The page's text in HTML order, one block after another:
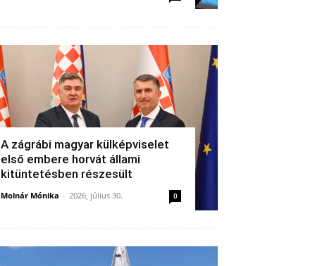
A zágrábi magyar külképviselet
első embere horvát állami
kitüntetésben részesült
Molnár Mónika - 2026, július 30. 0